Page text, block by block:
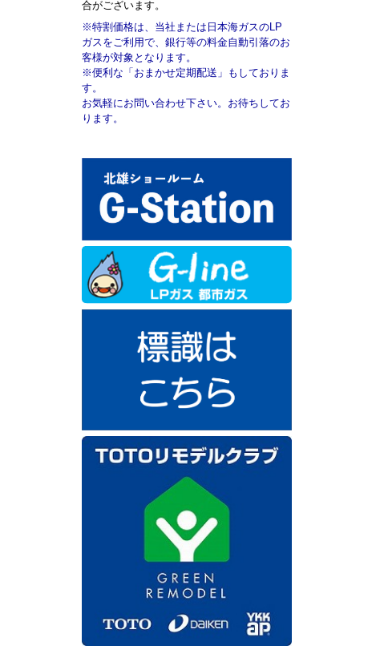
合がございます。
※特割価格は、当社または日本海ガスのLP
ガスをご利用で、銀行等の料金自動引落のお
客様が対象となります。
※便利な「おまかせ定期配送」もしておりま
す。
お気軽にお問い合わせ下さい。お待ちしてお
ります。